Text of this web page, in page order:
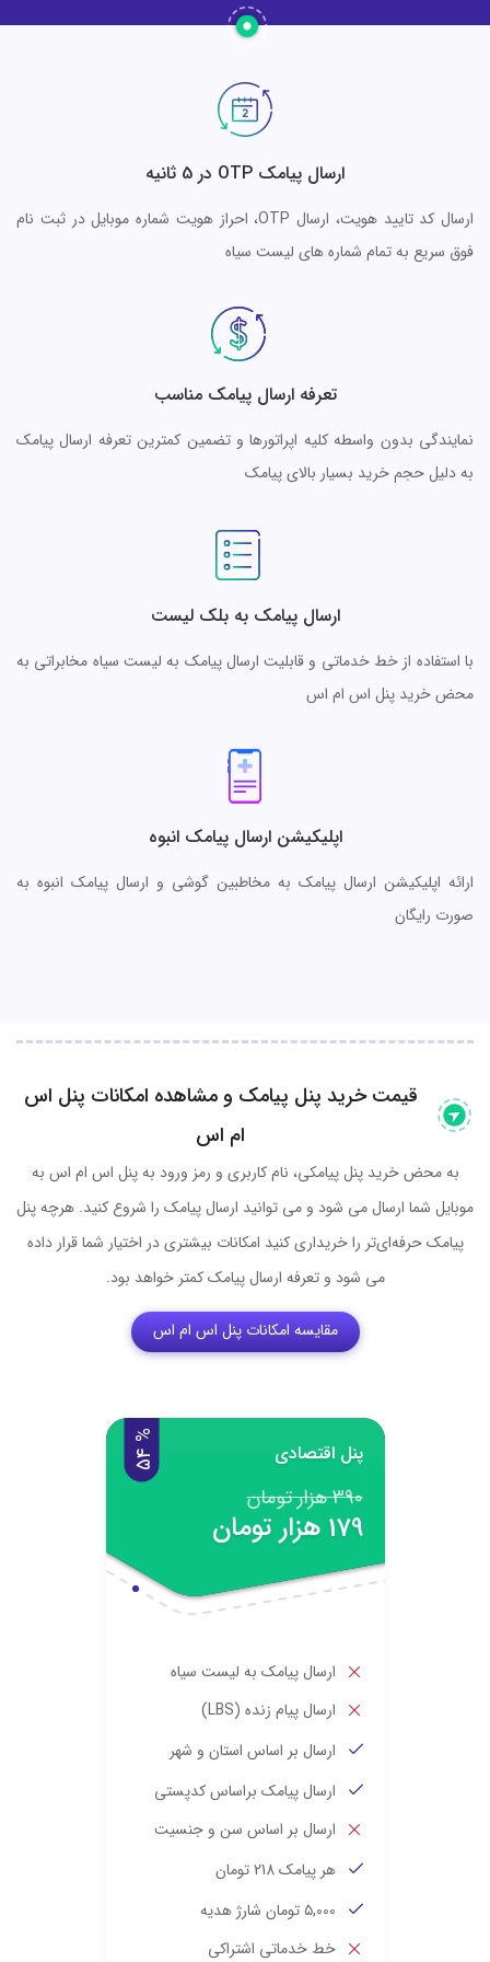
ارسال پیامک OTP در 5 ثانیه
ارسال کد تایید هویت، ارسال OTP، احراز هویت شماره موبایل در ثبت نام
فوق سریع به تمام شماره های لیست سیاه
تعرفه ارسال پیامک مناسب
نمایندگی بدون واسطه کلیه اپراتورها و تضمین کمترین تعرفه ارسال پیامک
به دلیل حجم خرید بسیار بالای پیامک
ارسال پیامک به بلک لیست
با استفاده از خط خدماتی و قابلیت ارسال پیامک به لیست سیاه مخابراتی به
محض خرید پنل اس ام اس
اپلیکیشن ارسال پیامک انبوه
ارائه اپلیکیشن ارسال پیامک به مخاطبین گوشی و ارسال پیامک انبوه به
صورت رایگان
قیمت خرید پنل پیامک و مشاهده امکانات پنل اس
ام اس
به محض خرید پنل پیامکی، نام کاربری و رمز ورود به پنل اس ام اس به
موبایل شما ارسال می شود و می توانید ارسال پیامک را شروع کنید. هرچه پنل
پیامک حرفه‌ای‌تر را خریداری کنید امکانات بیشتری در اختیار شما قرار داده
می شود و تعرفه ارسال پیامک کمتر خواهد بود.
مقایسه امکانات پنل اس ام اس
پنل اقتصادی
390 هزار تومان
179 هزار تومان
%
5
4
ارسال پیامک به لیست سیاه
ارسال پیام زنده (LBS)
ارسال بر اساس استان و شهر
ارسال پیامک براساس کدپستی
ارسال بر اساس سن و جنسیت
هر پیامک 218 تومان
۵,000 تومان شارژ هدیه
خط خدماتی اشتراکی